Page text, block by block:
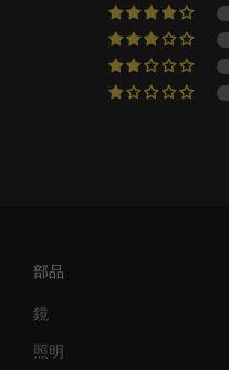
部品
鏡
照明